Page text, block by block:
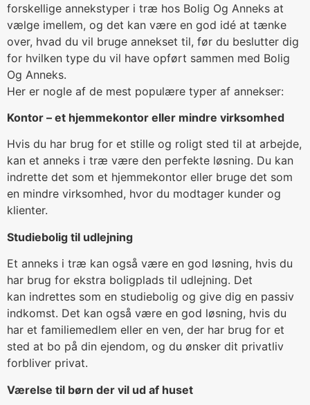
forskellige annekstyper i træ hos Bolig Og Anneks at
vælge imellem, og det kan være en god idé at tænke
over, hvad du vil bruge annekset til, før du beslutter dig
for hvilken type du vil have opført sammen med Bolig
Og Anneks.
Her er nogle af de mest populære typer af annekser:
Kontor – et hjemmekontor eller mindre virksomhed
Hvis du har brug for et stille og roligt sted til at arbejde,
kan et anneks i træ være den perfekte løsning. Du kan
indrette det som et hjemmekontor eller bruge det som
en mindre virksomhed, hvor du modtager kunder og
klienter.
Studiebolig til udlejning
Et anneks i træ kan også være en god løsning, hvis du
har brug for ekstra boligplads til udlejning. Det
kan indrettes som en studiebolig og give dig en passiv
indkomst. Det kan også være en god løsning, hvis du
har et familiemedlem eller en ven, der har brug for et
sted at bo på din ejendom, og du ønsker dit privatliv
forbliver privat.
Værelse til børn der vil ud af huset